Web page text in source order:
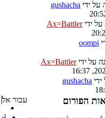
על ידי gushacha
על ידיAx=Battler
oompi
על ידיAx=Battler
ידי gushacha
עבור אל
הפורום